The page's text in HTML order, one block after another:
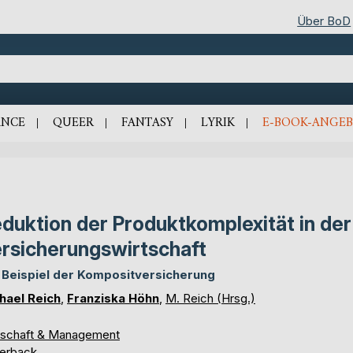
Über BoD
QUEER FANTASY LYRIK E-BOOK-
der Produktkomplexität in der
Beispiel der Kompositversicherung
Reich Franziska Höhn M. Reich (Hrsg.)
& Management